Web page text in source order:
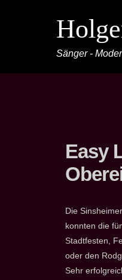
Sänger -
Easy
Die
konnten die
Stadtfesten,
oder den
Sehr